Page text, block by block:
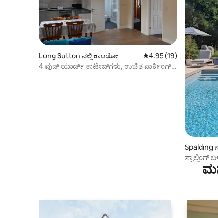
Long Sutton ನಲ್ಲಿ ಕಾಂಡೋ 5 ರಲ್ಲಿ 4.95 ಸರಾಸರಿ
4.95 (19)
4 ವುಡ್ ಯಾರ್ಡ್ ಕಾಟೇಜ್‌ಗಳು, ಉಚಿತ ಪಾರ್ಕಿಂಗ್
Spalding
ಕಂಟ್ರಿಸೈಡ್